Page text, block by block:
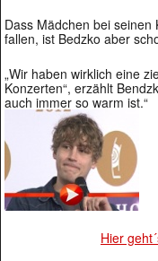
Dass Mädchen bei
fallen, ist Bedzko aber
„Wir haben wirklich eine
Konzerten“, erzählt
auch immer so warm ist.“
Hier